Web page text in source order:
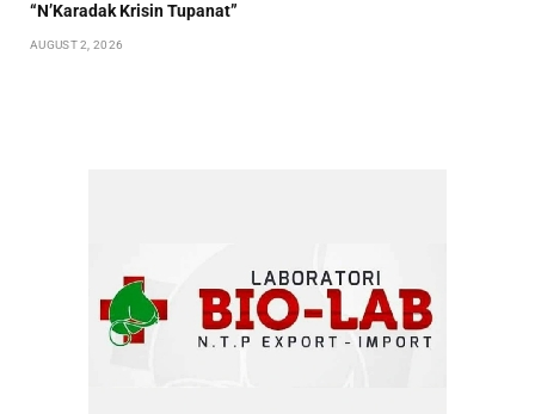
“N’Karadak Krisin Tupanat”
AUGUST 2, 2026